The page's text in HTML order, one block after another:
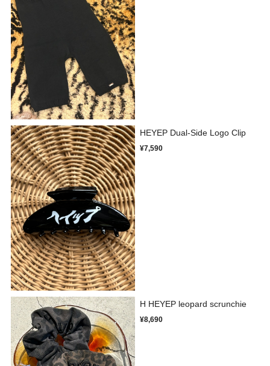
HEYEP Dual-Side Logo Clip
¥7,590
H HEYEP leopard scrunchie
¥8,690